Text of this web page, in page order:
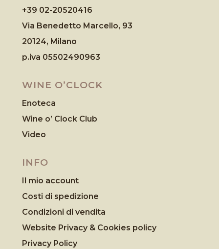
+39 02-20520416
Via Benedetto Marcello, 93
20124, Milano
p.iva 05502490963
WINE O’CLOCK
Enoteca
Wine o’ Clock Club
Video
INFO
Il mio account
Costi di spedizione
Condizioni di vendita
Website Privacy & Cookies policy
Privacy Policy